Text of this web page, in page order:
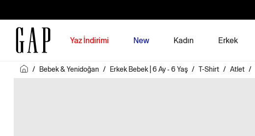
Yaz İndirimi New Kadın Erkek
/ Bebek & Yenidoğan / Erkek Bebek | 6 Ay - 6 Yaş / T-Shirt / Atlet /